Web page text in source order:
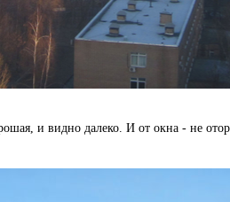
и видно далеко. И от окна - не